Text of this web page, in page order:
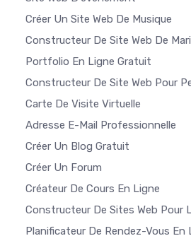
Créer Un Site Web De Musique
Constructeur De Site Web De
Portfolio En Ligne Gratuit
Constructeur De Site Web Pour
Carte De Visite Virtuelle
Adresse E-Mail Professionnelle
Créer Un Blog Gratuit
Créer Un Forum
Créateur De Cours En Ligne
Constructeur De Sites Web Pour
Planificateur De Rendez-Vous En